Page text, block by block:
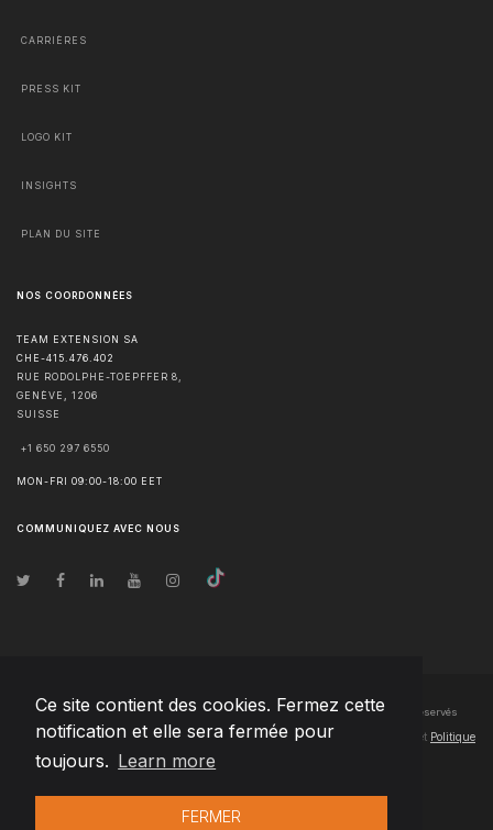
Ce site contient des cookies. Fermez cette
notification et elle sera fermée pour
toujours. Learn more
FERMER
CARRIÈRES
PRESS KIT
LOGO KIT
INSIGHTS
PLAN DU SITE
NOS COORDONNÉES
TEAM EXTENSION SA
CHE-415.476.402
RUE RODOLPHE-TOEPFFER 8,
GENÈVE
1206
SUISSE
+1 650 297 6550
MON-FRI 09:00-18:00 EET
COMMUNIQUEZ AVEC NOUS
© Droits d'auteur2026 Team Extension SA France- Tous les droits sont réservés
Changelog● En utilisant ce site, vous acceptez nos Conditions d'utilisation et Politique
de confidentialité